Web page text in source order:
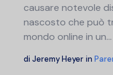
causare notevole
nascosto che può
mondo online in un...
di Jeremy Heyer in